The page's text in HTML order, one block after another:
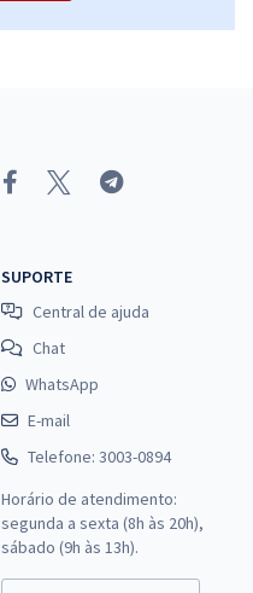
SUPORTE
Central de ajuda
Chat
WhatsApp
E-mail
Telefone: 3003-0894
Horário de atendimento:
segunda a sexta (8h às 20h),
sábado (9h às 13h).